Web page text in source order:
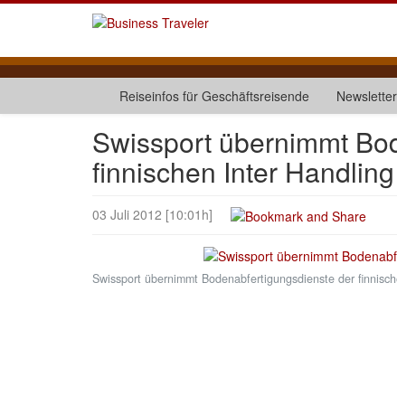
Reiseinfos für Geschäftsreisende Newsletter
Swissport übernimmt
finnischen Inter Handling
03 Juli 2012 [10:01h]
Swissport übernimmt Bodenabfertigungsdienste der